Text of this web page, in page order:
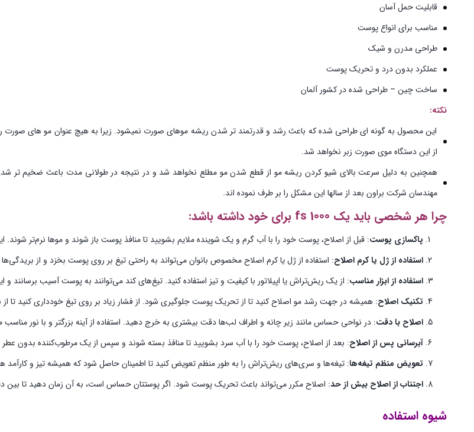
قابلیت حمل آسان
مناسب برای انواع پوست
طراحی مدرن و شیک
عملکرد بدون درد و تحریک پوست
ساخت چین – طراحی شده در کشور آلمان
نکته:
این محصول به گونه ای طراحی شده که باعث رشد و قدرتمند تر شدن ریشه موهای صورت نمیشود. زیرا به هیچ عنوان مو های صورت
از این دستگاه موی صورت زبر نخواهد شد.
مهندسان شرکت براون بعد از سالها این مشکل را بر طرف نموده اند.
چرا هر شخصی باید یک fs 1000 برای خود داشته باشد:
پاکسازی پوست: قبل از اصلاح، پوست خود را با آب گرم و یک شوینده ملایم بشویید تا منافذ پوست باز شوند و موها نرم‌تر
استفاده از ژل یا کرم اصلاح: استفاده از ژل یا کرم اصلاح مخصوص بانوان می‌تواند به راحتی تیغ بر روی پوست بخزد و از
استفاده از ابزار مناسب: از یک ریش‌تراش یا اپیلاتور با کیفیت و تیز استفاده کنید. تیغ‌های کند می‌توانند به پوست آسیب برسانند و
تکنیک اصلاح: همیشه در جهت رشد مو اصلاح کنید تا از تحریک پوست جلوگیری شود. از فشار زیاد بر روی تیغ خودداری کنید
اصلاح با دقت: در نواحی حساس مانند زیر چانه و اطراف لب‌ها دقت بیشتری به خرج دهید. استفاده از آینه بزرگتر و با نور
آبرسانی پس از اصلاح: بعد از اصلاح، پوست خود را با آب سرد بشویید تا منافذ بسته شوند و سپس از یک مرطوب‌کننده بدون
تعویض منظم تیغه‌ها: تیغه‌ها و سری‌های ریش‌تراش را به طور منظم تعویض کنید تا اطمینان حاصل شود که همیشه تیز و
اجتناب از اصلاح بیش از حد: اصلاح مکرر می‌تواند باعث تحریک پوست شود. اگر پوستتان حساس است، به آن زمان دهید تا بین
شیوه استفاده